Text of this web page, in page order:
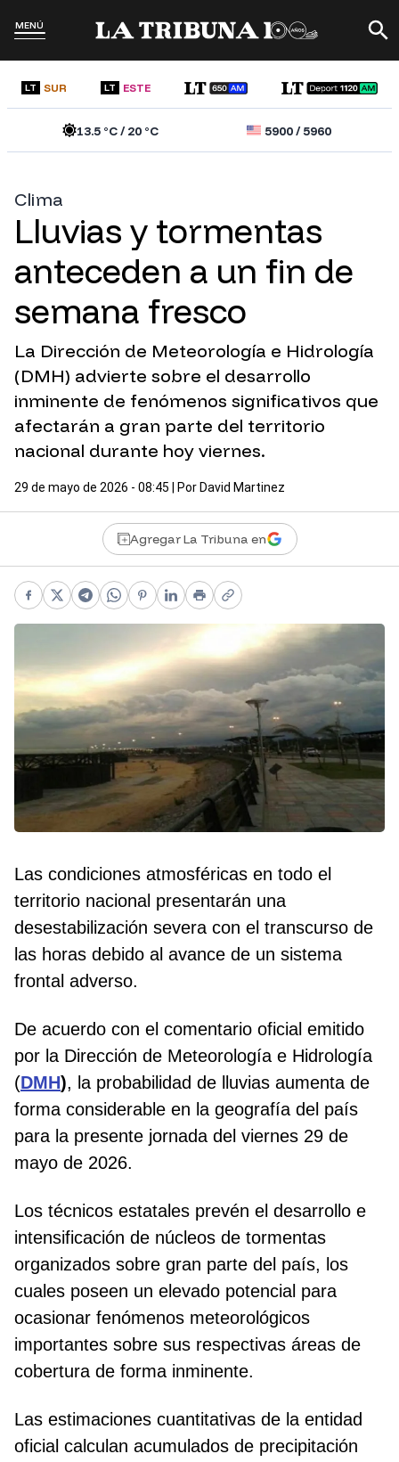
MENÚ
LT SUR LT ESTE
13.5 °C /20 °C 5900/5960
Clima
Lluvias y tormentas
anteceden a un fin de
semana fresco
La Dirección de Meteorología e Hidrología
(DMH) advierte sobre el desarrollo
inminente de fenómenos significativos que
afectarán a gran parte del territorio
nacional durante hoy viernes.
29 de mayo de 2026 - 08:45 | Por David Martinez
Agregar La Tribuna en
Facebook
X Telegram
WhatsApp
Pinterest
LinkedIn
PrintCopy link
Las condiciones atmosféricas en todo el
territorio nacional presentarán una
desestabilización severa con el transcurso de
las horas debido al avance de un sistema
frontal adverso.
De acuerdo con el comentario oficial emitido
por la Dirección de Meteorología e Hidrología
(DMH), la probabilidad de lluvias aumenta de
forma considerable en la geografía del país
para la presente jornada del viernes 29 de
mayo de 2026.
Los técnicos estatales prevén el desarrollo e
intensificación de núcleos de tormentas
organizados sobre gran parte del país, los
cuales poseen un elevado potencial para
ocasionar fenómenos meteorológicos
importantes sobre sus respectivas áreas de
cobertura de forma inminente.
Las estimaciones cuantitativas de la entidad
oficial calculan acumulados de precipitación